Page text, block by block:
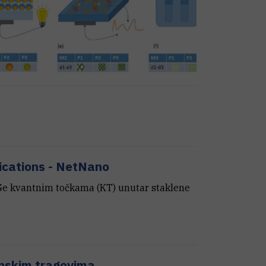
- NetNano
kvantnim točkama (KT) unutar staklene